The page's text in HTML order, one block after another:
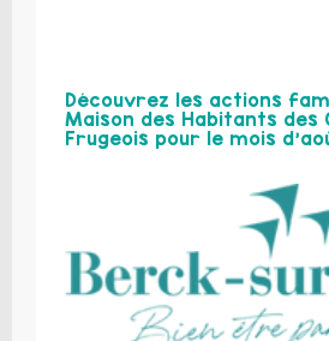
Découvrez les actions
Maison des Habitants des
Frugeois pour le mois